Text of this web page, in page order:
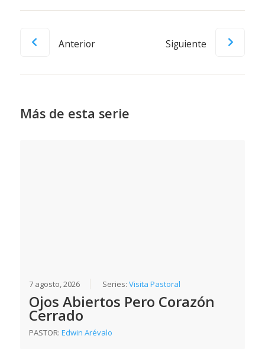
Anterior Siguiente
Más de esta serie
7 agosto, 2026 Series:Visita Pastoral
Ojos Abiertos Pero Corazón
Cerrado
PASTOR:Edwin Arévalo